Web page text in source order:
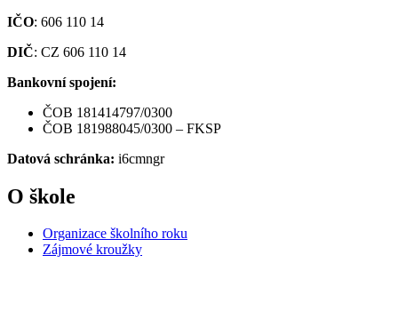
IČO: 606 110 14
DIČ: CZ 606 110 14
Bankovní spojení:
ČOB 181414797/0300
ČOB 181988045/0300 – FKSP
Datová schránka: i6cmngr
O škole
Organizace školního roku
Zájmové kroužky